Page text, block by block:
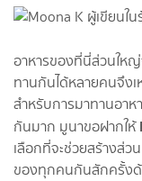
อาหารของที่นี่ส่วนใหญ่
ทานกันได้หลายคนจึง
สำหรับการมาทานอาห
กันมาก มูนาขอฝากให้
เลือกที่จะช่วยสร้างส่
ของทุกคนกันสักครั้ง